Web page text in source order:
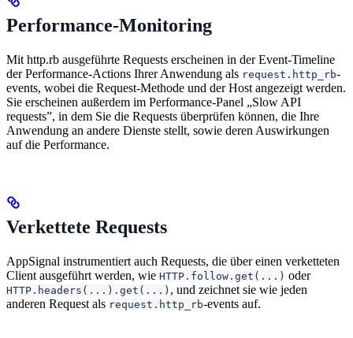
Performance-Monitoring
Mit http.rb ausgeführte Requests erscheinen in der Event-Timeline
der Performance-Actions Ihrer Anwendung als request.http_rb-
events, wobei die Request-Methode und der Host angezeigt werden.
Sie erscheinen außerdem im Performance-Panel „Slow API
requests”, in dem Sie die Requests überprüfen können, die Ihre
Anwendung an andere Dienste stellt, sowie deren Auswirkungen
auf die Performance.
Verkettete Requests
AppSignal instrumentiert auch Requests, die über einen verketteten
Client ausgeführt werden, wie HTTP.follow.get(...) oder
HTTP.headers(...).get(...) , und zeichnet sie wie jeden
anderen Request als request.http_rb-events auf.